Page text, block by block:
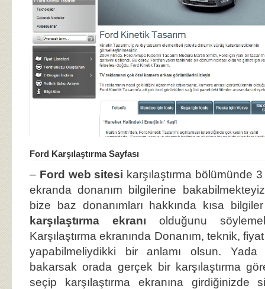
Ford Karşılaştırma Sayfası
– Ford web sitesi karşılaştırma bölümünde
ekranda donanım bilgilerine
bize baz donanımları hakkında kısa
karşılaştırma ekranı olduğunu
Karşılaştırma ekranında Donanım, teknik,
yapabilmeliydikki bir anlamı olsun.
bakarsak orada gerçek bir karşılaştırma
seçip karşılaştırma ekranına girdiğinizde